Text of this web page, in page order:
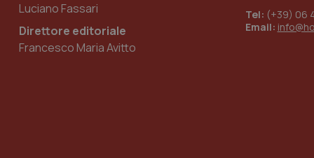
Luciano Fassari
Direttore editoriale
Francesco Maria Avitto
Tel: (+39) 06
Email:
named-enable